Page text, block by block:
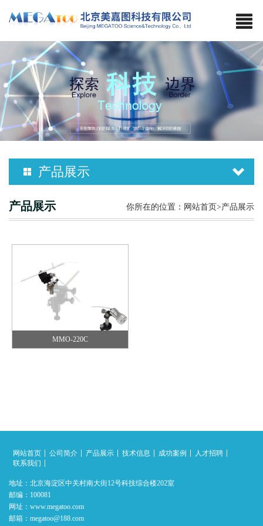
产品展示
产品展示 你所在的位置： 网站首页>产品展示
MMO-220C
MMO-220C
网站首页 公司简介 产品展示 技术信息 成功案例
人才招聘
联系我们
地址：北京海淀区中关村南大街12号科技综合楼202室
邮编：100081
网址：www.megatoo.com
邮箱：megatoo@188.com